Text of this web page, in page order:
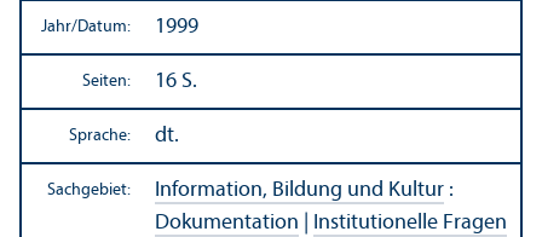
Jahr/Datum: 1999
Seiten: 16 S.
Sprache: dt.
Sachgebiet: Information, Bildung und Kultur :
Dokumentation
Institutionelle Fragen